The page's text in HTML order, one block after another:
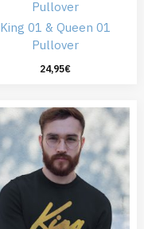
Pullover
King 01 & Queen 01
Pullover
24,95€